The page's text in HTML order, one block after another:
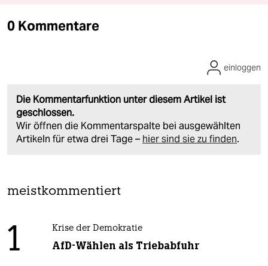
0 Kommentare
Die Kommentarfunktion unter diesem Artikel ist
geschlossen.
Wir öffnen die Kommentarspalte bei ausgewählten
Artikeln für etwa drei Tage – hier sind sie zu finden.
einloggen
meistkommentiert
1 Krise der Demokratie
AfD-Wählen als Triebabfuhr